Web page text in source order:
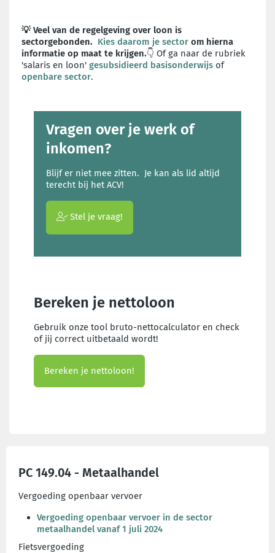
💡 Veel van de regelgeving over loon is
sectorgebonden. Kies daarom je sector om hierna
informatie op maat te krijgen.👇 Of ga naar de rubriek
'salaris en loon' gesubsidieerd basisonderwijs of
openbare sector.
Vragen over je werk of
inkomen?
Blijf er niet mee zitten. Je kan als lid altijd
terecht bij het ACV!
Stel je vraag!
Bereken je nettoloon
Gebruik onze tool bruto-nettocalculator en check
of jij correct uitbetaald wordt!
Bereken je nettoloon!
PC 149.04 - Metaalhandel
Vergoeding openbaar vervoer
Vergoeding openbaar vervoer in de sector
metaalhandel vanaf 1 juli 2024
Fietsvergoeding